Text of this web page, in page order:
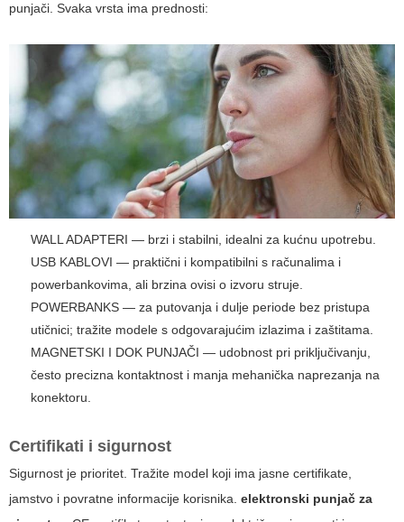
punjači. Svaka vrsta ima prednosti:
WALL ADAPTERI — brzi i stabilni, idealni za kućnu upotrebu.
USB KABLOVI — praktični i kompatibilni s računalima i
powerbankovima, ali brzina ovisi o izvoru struje.
POWERBANKS — za putovanja i dulje periode bez pristupa
utičnici; tražite modele s odgovarajućim izlazima i zaštitama.
MAGNETSKI I DOK PUNJAČI — udobnost pri priključivanju,
često precizna kontaktnost i manja mehanička naprezanja na
konektoru.
Certifikati i sigurnost
Sigurnost je prioritet. Tražite model koji ima jasne certifikate,
jamstvo i povratne informacije korisnika. elektronski punjač za